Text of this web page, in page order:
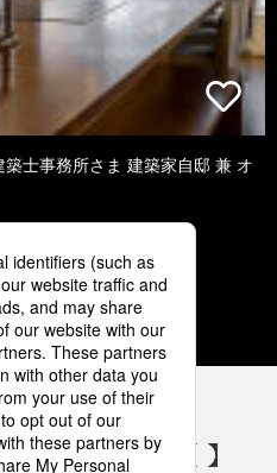
士事務所さま 建築家自邸 兼 オ
3 4 5
備 SNSアカウント